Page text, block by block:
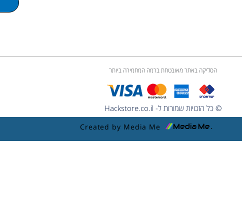
הסליקה באתר מאובטחת ברמה המחמירה ביותר
© כל הזכויות שמורות ל- Hackstore.co.il
Created by Media Me